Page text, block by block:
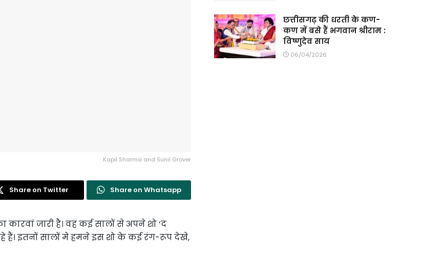
Kapil Sharma and Sunil Grover
Share on Twitter Share on Whatsapp
जारी है। वह कई सालों से अपने शो ‘द
हैं। इतनों सालों मे हमने इस शो के कई रंग-रूप देखे,
छत्तीसगढ़ की धरती के कण-
कण में बसे हैं भगवान श्रीराम :
विष्णुदेव साय
06/04/2026